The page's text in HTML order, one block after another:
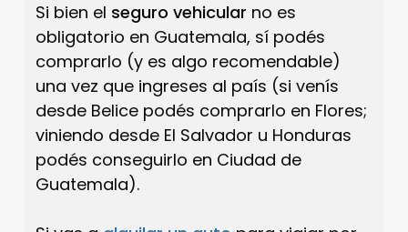
Si bien el seguro vehicular no es
obligatorio en Guatemala, sí podés
comprarlo (y es algo recomendable)
una vez que ingreses al país (si venís
desde Belice podés comprarlo en Flores;
viniendo desde El Salvador u Honduras
podés conseguirlo en Ciudad de
Guatemala).